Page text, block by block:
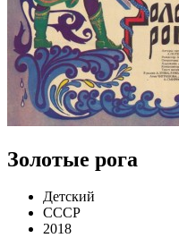
Золотые рога
Детский
СССР
2018